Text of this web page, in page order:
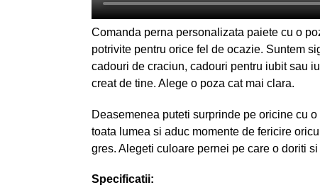
Comanda perna personalizata paiete cu o
potrivite pentru orice fel de ocazie. Suntem
cadouri de craciun, cadouri pentru iubit sau
creat de tine. Alege o poza cat mai clara.
Deasemenea puteti surprinde pe oricine cu
toata lumea si aduc momente de fericire
gres. Alegeti culoare pernei pe care o doriti
Specificatii: